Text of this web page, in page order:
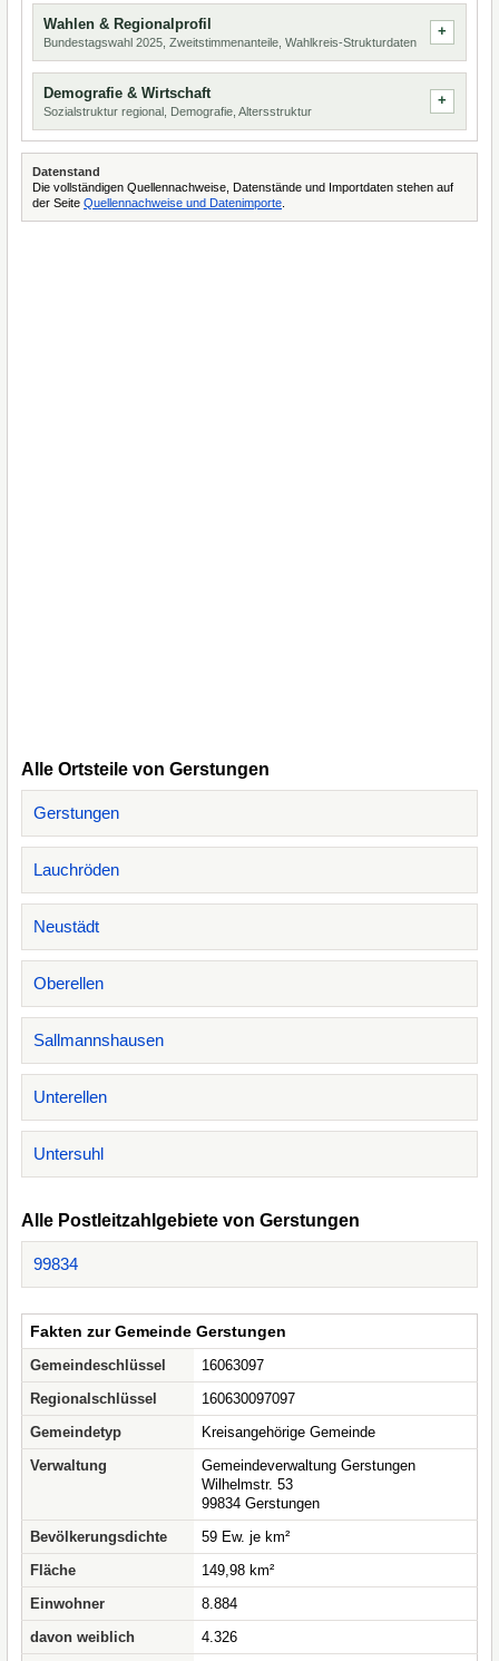
Wahlen & Regionalprofil
Bundestagswahl 2025, Zweitstimmenanteile, Wahlkreis-Strukturdaten
Demografie & Wirtschaft
Sozialstruktur regional, Demografie, Altersstruktur
Datenstand
Die vollständigen Quellennachweise, Datenstände und Importdaten stehen auf
der Seite Quellennachweise und Datenimporte
Alle Ortsteile von Gerstungen
Gerstungen
Lauchröden
Neustädt
Oberellen
Sallmannshausen
Unterellen
Untersuhl
Alle Postleitzahlgebiete von Gerstungen
99834
Fakten zur Gemeinde Gerstungen
Gemeindeschlüssel
16063097
Regionalschlüssel
160630097097
Gemeindetyp
Kreisangehörige Gemeinde
Verwaltung
Gemeindeverwaltung Gerstungen
Wilhelmstr. 53
99834 Gerstungen
Bevölkerungsdichte
59 Ew. je km²
Fläche
149,98 km²
Einwohner
8.884
davon weiblich
4.326